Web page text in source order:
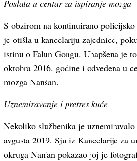
Poslata u centar za ispiranje mozga
S obzirom na kontinuirano
je otišla u kancelariju zajednice,
istinu o Falun Gongu. Uhapšena je
oktobra 2016. godine i odvedena u
mozga Nanšan.
Uznemiravanje i pretres kuće
Nekoliko službenika je
avgusta 2019. Sju iz Kancelarije za
okruga Nan'an pokazao joj je